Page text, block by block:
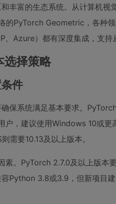
丰富的生态系统。从计算机
的PyTorch Geometric，各种
、Azure）都有深度集成，支
选择策略
件
保系统满足基本要求。
户，建议使用Windows 10或
需要10.13及以上版本。
素。PyTorch 2.7.0及以上版本
Python 3.8或3.9，但新项目